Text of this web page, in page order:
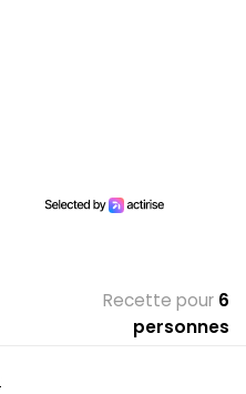
Recette pour 6
personnes